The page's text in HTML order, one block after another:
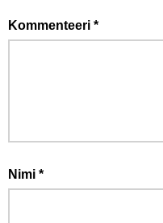
Kommenteeri *
Nimi *